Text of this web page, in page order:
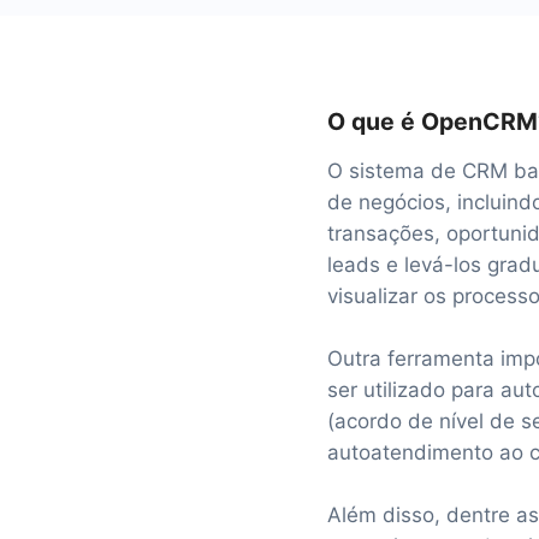
O que é
O sistema de CRM
de negócios,
transações,
leads e levá-los
visualizar os
Outra ferramenta
ser utilizado para
(acordo de nível de
autoatendimento ao
Além disso, dentre